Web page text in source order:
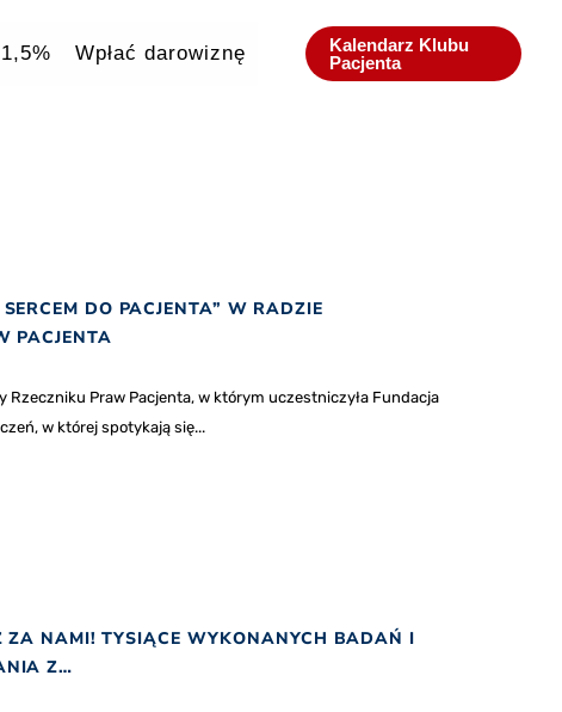
Wpłać darowiznę
Kalendarz Klubu
Pacjenta
DO PACJENTA” W RADZIE
PACJENTA
Praw Pacjenta, w którym uczestniczyła Fundacja
w której spotykają się...
ZA NAMI! TYSIĄCE WYKONANYCH BADAŃ I
Z…